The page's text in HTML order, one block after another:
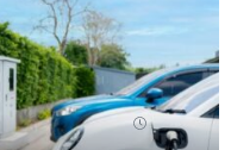
20/04/24